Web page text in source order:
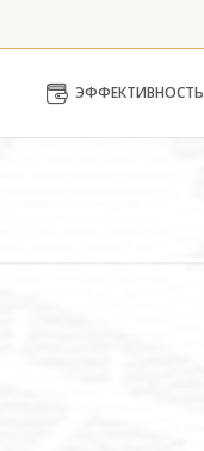
ЭФФЕКТИВНОСТЬ